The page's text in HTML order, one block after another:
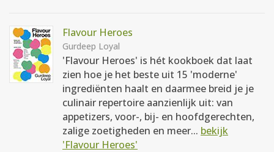
Flavour Heroes
Gurdeep Loyal
'Flavour Heroes' is hét kookboek dat laat
zien hoe je het beste uit 15 'moderne'
ingrediënten haalt en daarmee breid je je
culinair repertoire aanzienlijk uit: van
appetizers, voor-, bij- en hoofdgerechten,
zalige zoetigheden en meer... bekijk
'Flavour Heroes'